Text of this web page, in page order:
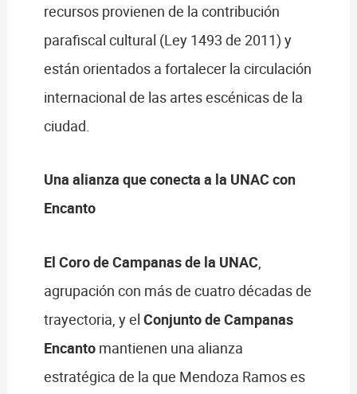
recursos provienen de la contribución
parafiscal cultural (Ley 1493 de 2011) y
están orientados a fortalecer la circulación
internacional de las artes escénicas de la
ciudad.
Una alianza que conecta a la UNAC con
Encanto
El Coro de Campanas de la UNAC,
agrupación con más de cuatro décadas de
trayectoria, y el Conjunto de Campanas
Encanto mantienen una alianza
estratégica de la que Mendoza Ramos es